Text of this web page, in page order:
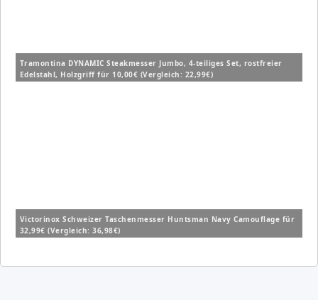
Tramontina DYNAMIC Steakmesser Jumbo, 4-teiliges Set, rostfreier
Edelstahl, Holzgriff für 10,00€ (Vergleich: 22,99€)
Victorinox Schweizer Taschenmesser Huntsman Navy Camouflage für
32,99€ (Vergleich: 36,98€)